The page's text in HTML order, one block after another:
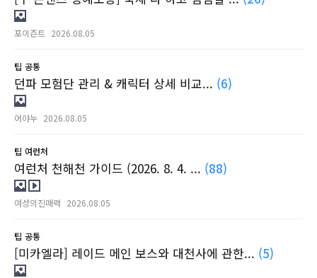
포이즌트 2026.08.05
팁 공통
던파 모험단 관리 & 캐릭터 상세 비교... (6)
어야누 2026.08.05
팁 여런처
여런처 천해천 가이드 (2026. 8. 4. ... (88)
여성의진매력 2026.08.05
팁 공통
[미카엘라] 레이드 메인 보스와 대천사에 관한... (5)